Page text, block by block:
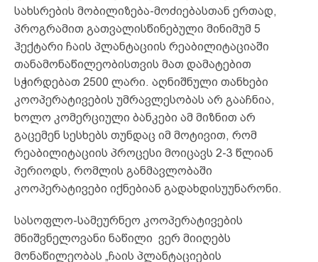
სახსრების მობილიზება-მოძიებასთან ერთად,
პროგრამით გათვალისწინებული მინიმუმ 5
ჰექტარი ჩაის პლანტაციის რეაბილიტაციაში
თანამონაწილეობისთვის მათ დამატებით
სჭირდებათ 2500 ლარი. აღნიშნული თანხები
კოოპერატივების უმრავლესობას არ გააჩნია,
ხოლო კომერციული ბანკები ამ მიზნით არ
გაცემენ სესხებს თუნდაც იმ მოტივით, რომ
რეაბილიტაციის პროცესი მოიცავს 2-3 წლიან
პერიოდს, რომლის განმავლობაში
კოოპერატივები იქნებიან გადახდისუუნარონი.
სასოფლო-სამეურნეო კოოპერატივების
მნიშვნელოვანი ნაწილი ვერ მიიღებს
მონაწილეობას „ჩაის პლანტაციების